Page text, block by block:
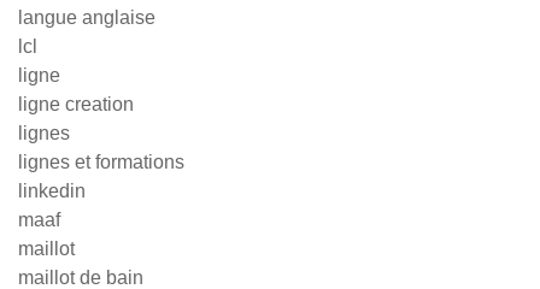
langue anglaise
lcl
ligne
ligne creation
lignes
lignes et formations
linkedin
maaf
maillot
maillot de bain